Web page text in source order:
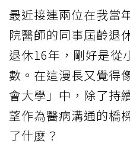
最近接連兩位在我當
院醫師的同事屆齡退
退休16年，剛好是從
數。在這漫長又覺得
會大學」中，除了持
望作為醫病溝通的橋
了什麼？